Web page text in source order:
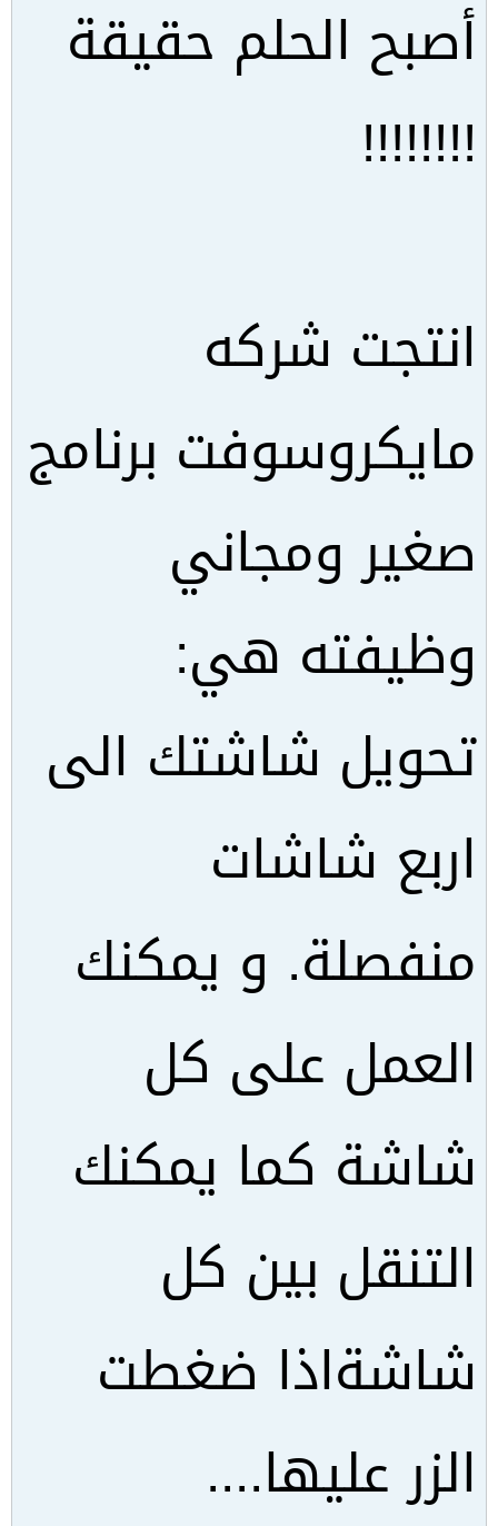
أصبح الحلم حقيقة
!!!!!!!!
انتجت شركه
مايكروسوفت برنامج
صغير ومجاني
وظيفته هي:
تحويل شاشتك الى
اربع شاشات
منفصلة. و يمكنك
العمل على كل
شاشة كما يمكنك
التنقل بين كل
شاشةاذا ضغطت
الزر عليها....